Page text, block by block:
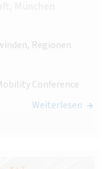
Regionen
Conference
Weiterlesen